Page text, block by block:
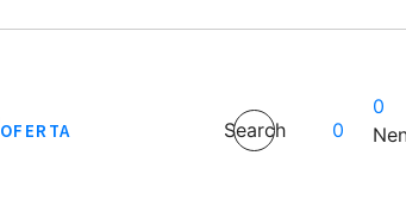
OFERTA Search 0
0